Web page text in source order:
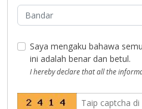
Saya mengaku bahawa
ini adalah benar dan betul.
I hereby declare that all the